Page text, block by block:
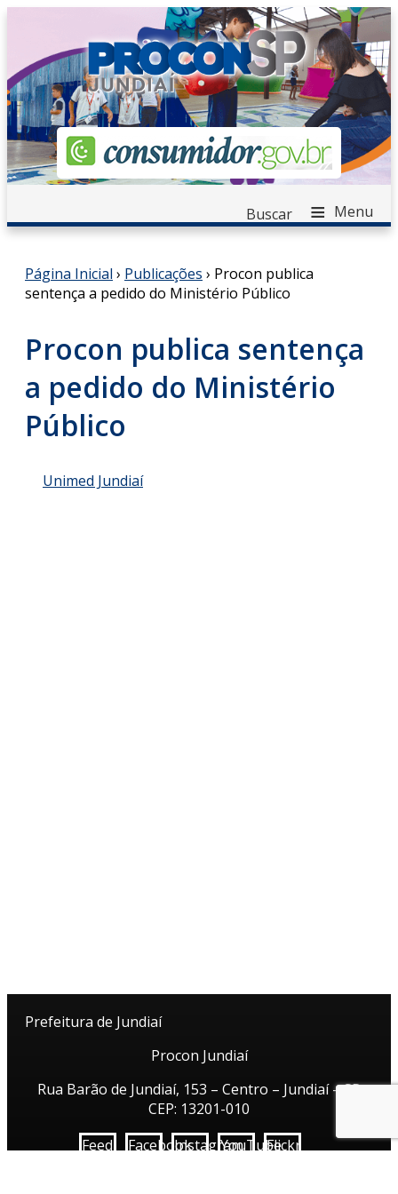
≡ Menu
Buscar
Página Inicial › Publicações › Procon publica
sentença a pedido do Ministério Público
Procon publica sentença
a pedido do Ministério
Público
Unimed Jundiaí
Prefeitura de Jundiaí
Procon Jundiaí
Rua Barão de Jundiaí, 153 – Centro – Jundiaí – SP
CEP: 13201-010
Feed
FacebookInstagramYouTubeFlickr